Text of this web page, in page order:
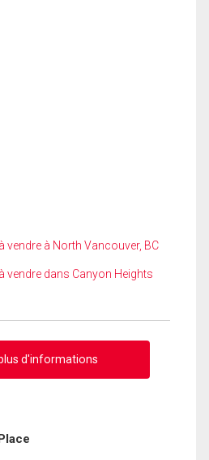
vendre à North Vancouver, BC
vendre dans Canyon Heights
d'informations